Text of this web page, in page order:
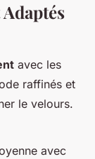
avec les
raffinés et
le velours.
avec